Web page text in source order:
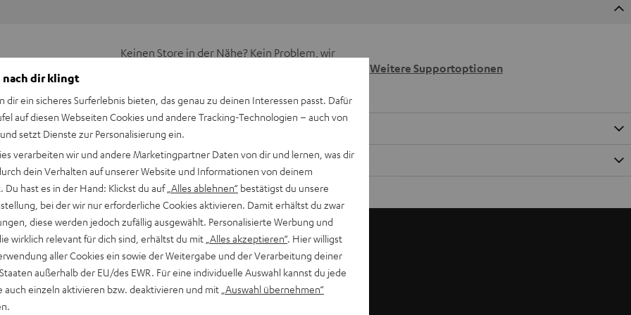
Keinen Store in der Nähe? Kein Problem, wir
Weitere Supportoptionen
zu einem 7.1-Surround-Set.
auch nach hinten. Man hört hauptsächlich
Kinos simuliert, bei dem die Surround-Kanäle von jeweils
aber höchst sinnvolle Technik bietet in dieser
nach dir klingt
dir ein sicheres Surferlebnis bieten, das genau zu deinen Interessen passt. Dafür
auf diesen Webseiten Cookies und andere Tracking-Technologien – auch von
setzt Dienste zur Personalisierung ein.
verarbeiten wir und andere Marketingpartner Daten von dir und lernen, was dir
dein Verhalten auf unserer Website und Informationen von deinem
Du hast es in der Hand: Klickst du auf „Alles ablehnen“ bestätigst du unsere
bei der wir nur erforderliche Cookies aktivieren. Damit erhältst du zwar
diese werden jedoch zufällig ausgewählt. Personalisierte Werbung und
wirklich relevant für dich sind, erhältst du mit „Alles akzeptieren“. Hier willigst
aller Cookies ein sowie der Weitergabe und der Verarbeitung deiner
außerhalb der EU/des EWR. Für eine individuelle Auswahl kannst du jede
auch einzeln aktivieren bzw. deaktivieren und mit „Auswahl übernehmen“